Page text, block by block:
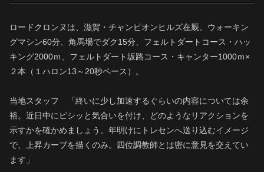
ロードクロンヌは、滋賀・チャンピオンヒルズ在厩。ウォーキン
グマシン60分、角馬場でダク15分、フェルトダートコース・ハッ
キング2000ｍ、フェルトダート坂路コース・キャンター1000ｍ×
２本（１ハロン13～20秒ペース）。
当地スタッフ 「終いに少し加速するぐらいの内容については余
裕。近日中にビシッと気合いを付け、どのようなリアクションを
示すかを確かめましょう。年明けにトレセンへ送り込むイメージ
で、上昇カーブを描くのみ。四位調教師とは密に意見を交えてい
ます」